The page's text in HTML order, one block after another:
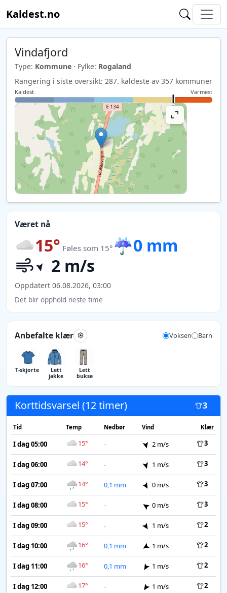
Kaldest.no
Vindafjord
Type: Kommune · Fylke: Rogaland
Rangering i siste oversikt: 287. kaldeste av 357 kommuner
Kaldest Varmest
Været nå
15° Føles som 15° ☔0 mm
2 m/s
Oppdatert 06.08.2026, 03:00
Det blir opphold neste time
Anbefalte klær Voksen Barn
T-skjorte
Lett
jakke
Lett
bukse
Korttidsvarsel (12 timer) 3
Tid Temp Nedbør Vind Klær
I dag 05:00 15° - 2 m/s 3
I dag 06:00 14° - 1 m/s 3
I dag 07:00 14° 0,1 mm 0 m/s 3
I dag 08:00 15° - 0 m/s 3
I dag 09:00 15° - 1 m/s 2
I dag 10:00 16° 0,1 mm 1 m/s 2
I dag 11:00 16° 0,1 mm 1 m/s 2
I dag 12:00 17° - 1 m/s 2